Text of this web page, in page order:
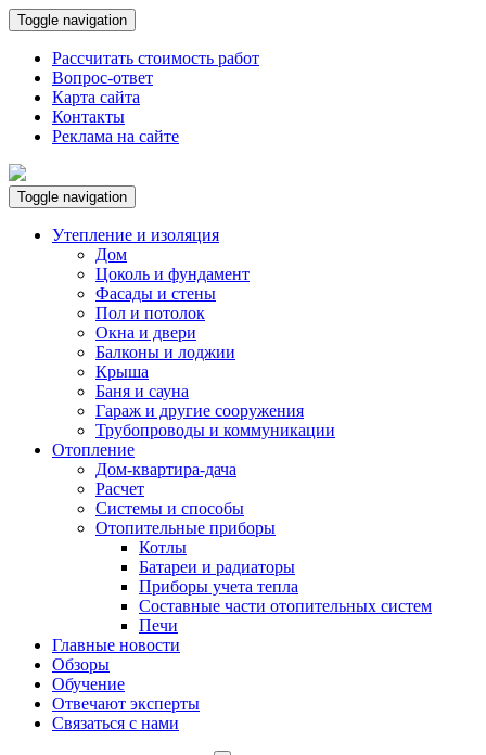
Toggle navigation
Рассчитать стоимость работ
Вопрос-ответ
Карта сайта
Контакты
Реклама на сайте
Toggle navigation
Утепление и изоляция
Дом
Цоколь и фундамент
Фасады и стены
Пол и потолок
Окна и двери
Балконы и лоджии
Крыша
Баня и сауна
Гараж и другие сооружения
Трубопроводы и коммуникации
Отопление
Дом-квартира-дача
Расчет
Системы и способы
Отопительные приборы
Котлы
Батареи и радиаторы
Приборы учета тепла
Составные части отопительных систем
Печи
Главные новости
Обзоры
Обучение
Отвечают эксперты
Связаться с нами